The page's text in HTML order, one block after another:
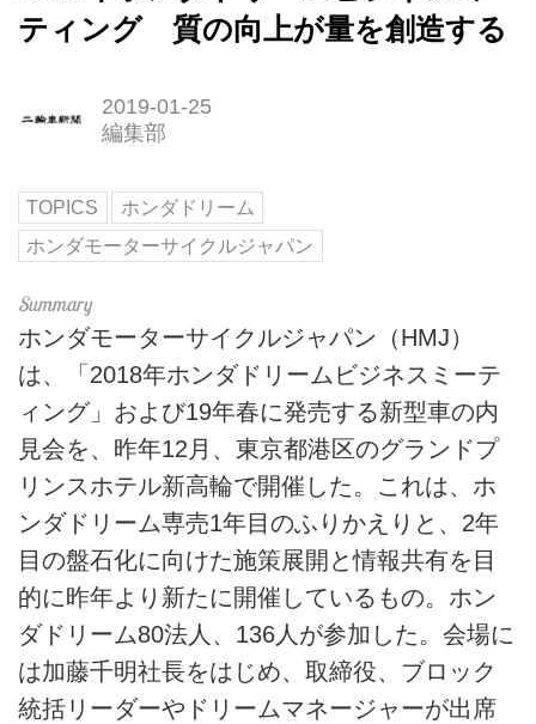
ティング 質の向上が量を創造する
2019-01-25
編集部
TOPICS
ホンダドリーム
ホンダモーターサイクルジャパン
ホンダモーターサイクルジャパン（HMJ）
は、「2018年ホンダドリームビジネスミーテ
ィング」および19年春に発売する新型車の内
見会を、昨年12月、東京都港区のグランドプ
リンスホテル新高輪で開催した。これは、ホ
ンダドリーム専売1年目のふりかえりと、2年
目の盤石化に向けた施策展開と情報共有を目
的に昨年より新たに開催しているもの。ホン
ダドリーム80法人、136人が参加した。会場に
は加藤千明社長をはじめ、取締役、ブロック
統括リーダーやドリームマネージャーが出席